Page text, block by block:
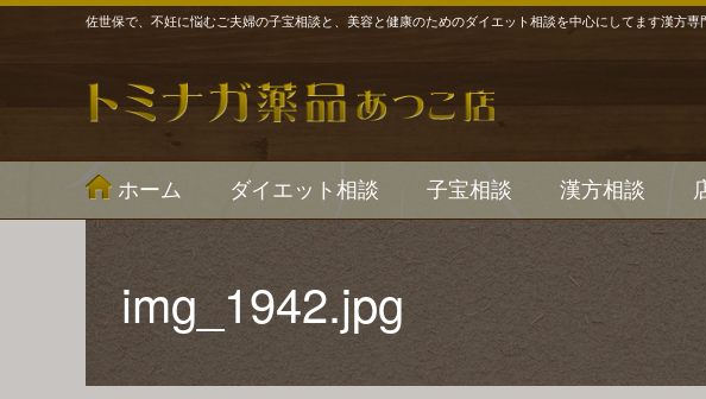
佐世保で、不妊に悩むご夫婦の子宝相談と、美容と健康のためのダイエット相談を中心にしてます漢方専
ホーム ダイエット相談 子宝相談 漢方相談
img_1942.jpg